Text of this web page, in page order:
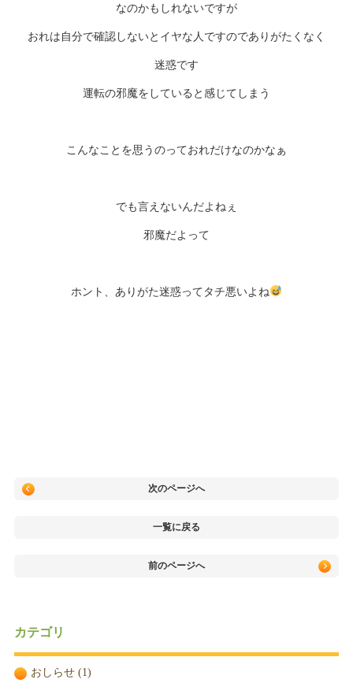
なのかもしれないですが
おれは自分で確認しないとイヤな人ですのでありがたくなく
迷惑です
運転の邪魔をしていると感じてしまう
こんなことを思うのっておれだけなのかなぁ
でも言えないんだよねぇ
邪魔だよって
ホント、ありがた迷惑ってタチ悪いよね
次のページへ
一覧に戻る
前のページへ
カテゴリ
おしらせ(1)